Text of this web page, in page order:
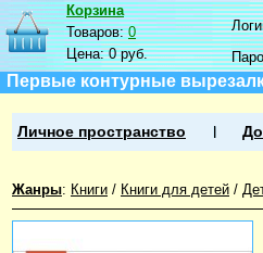
Корзина
Товаров:0
Цена:0 руб.
Первые контурные
Личное пространство
Жанры: Книги / Книги для детей /